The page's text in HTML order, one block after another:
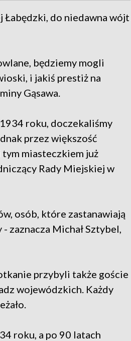
Łabędzki, do niedawna wójt
będziemy mogli
i jakiś prestiż na
Gąsawa.
roku, doczekaliśmy
przez większość
miasteczkiem już
Rady Miejskiej w
osób, które zastanawiają
zaznacza Michał Sztybel,
przybyli także goście
wojewódzkich. Każdy
roku, a po 90 latach